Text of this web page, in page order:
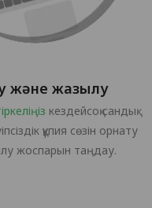
және жазылу
кездейсоқ сандық
құпия сөзін орнату
жоспарын таңдау.